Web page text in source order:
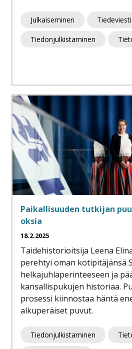
Julkaiseminen
Tiedonjulkistaminen
Paikallisuuden tutkijan
oksia
18.2.2025
Taidehistorioitsija Leena
perehtyi oman kotipitäjänsä
helkajuhlaperinteeseen ja
kansallispukujen historiaa.
prosessi kiinnostaa häntä
alkuperäiset puvut.
Tiedonjulkistaminen